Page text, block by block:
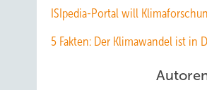
ISIpedia-Portal will
5 Fakten: Der Klimawandel ist in